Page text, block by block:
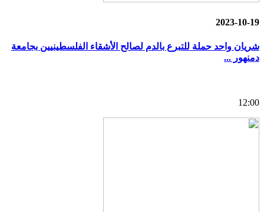
2023-10-19
شريان واحد حملة للتبرع بالدم لصالح الأشقاء الفلسطينيين بجامعة
دمنهور ...
12:00